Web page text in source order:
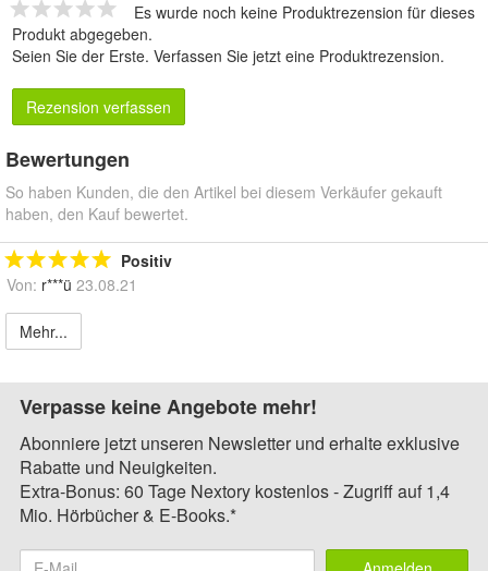
Es wurde noch keine Produktrezension für dieses
Produkt abgegeben.
Seien Sie der Erste. Verfassen Sie jetzt eine Produktrezension.
Rezension verfassen
Bewertungen
So haben Kunden, die den Artikel bei diesem Verkäufer gekauft
haben, den Kauf bewertet.
Positiv
Von: r***ü 23.08.21
Mehr...
Verpasse keine Angebote mehr!
Abonniere jetzt unseren Newsletter und erhalte exklusive
Rabatte und Neuigkeiten.
Extra-Bonus: 60 Tage Nextory kostenlos - Zugriff auf 1,4
Mio. Hörbücher & E-Books.*